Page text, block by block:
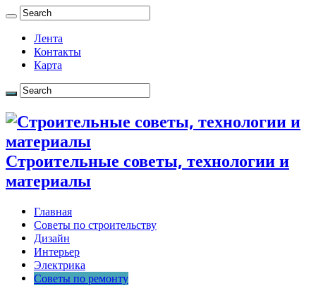
Лента
Контакты
Карта
Строительные советы, технологии и
материалы
Главная
Советы по строительству
Дизайн
Интерьер
Электрика
Советы по ремонту